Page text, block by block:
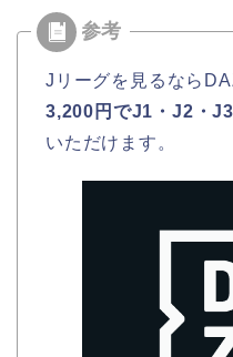
Jリーグを見るなら
3,200円でJ1・J2・
いただけます。